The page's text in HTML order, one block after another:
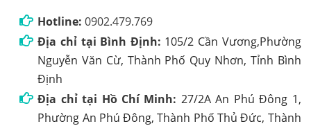
Hotline: 0902.479.769
Địa chỉ tại Bình Định: 105/2 Cần Vương,Phường
Nguyễn Văn Cừ, Thành Phố Quy Nhơn, Tỉnh Bình
Định
Địa chỉ tại Hồ Chí Minh: 27/2A An Phú Đông 1,
Phường An Phú Đông, Thành Phố Thủ Đức, Thành